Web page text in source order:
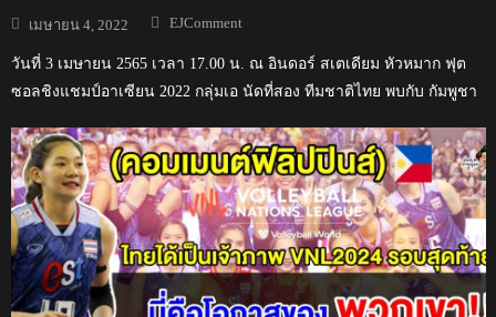
Posted
on
เมษายน 4, 2022 Author
EJComment
วันที่ 3 เมษายน 2565 เวลา 17.00 น. ณ อินดอร์ สเตเดียม หัวหมาก ฟุต
ซอลชิงแชมป์อาเซียน 2022 กลุ่มเอ นัดที่สอง ทีมชาติไทย พบกับ กัมพูชา